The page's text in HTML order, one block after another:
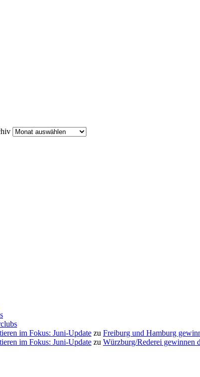
im Fokus: Juni-Update zu Freiburg und Hamburg
im Fokus: Juni-Update zu Würzburg/Rederei gewinnen